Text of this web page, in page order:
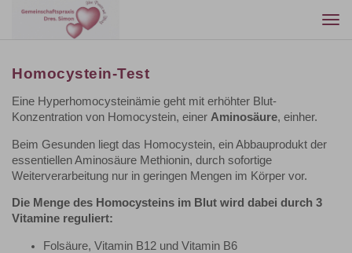
Homocystein-Test
Eine Hyperhomocysteinämie geht mit erhöhter Blut-
Konzentration von Homocystein, einer Aminosäure, einher.
Beim Gesunden liegt das Homocystein, ein Abbauprodukt der
essentiellen Aminosäure Methionin, durch sofortige
Weiterverarbeitung nur in geringen Mengen im Körper vor.
Die Menge des Homocysteins im Blut wird dabei durch 3
Vitamine reguliert:
Folsäure, Vitamin B12 und Vitamin B6